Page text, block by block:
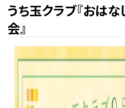
玉井式国語的算数教室
玉井式国語的理科教室
魔法の国語
代表挨拶
すべて
コラム「才能は家庭教育で
ご注意ください
うち玉クラブ『おは
会』